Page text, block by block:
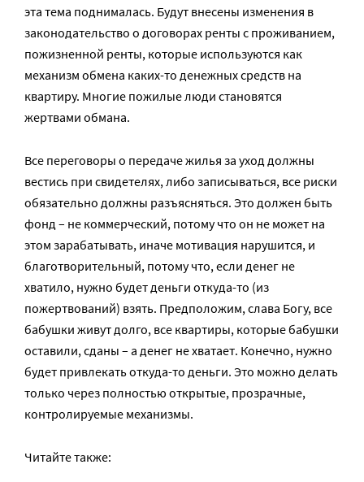
эта тема поднималась. Будут внесены изменения в
законодательство о договорах ренты с проживанием,
пожизненной ренты, которые используются как
механизм обмена каких-то денежных средств на
квартиру. Многие пожилые люди становятся
жертвами обмана.
Все переговоры о передаче жилья за уход должны
вестись при свидетелях, либо записываться, все риски
обязательно должны разъясняться. Это должен быть
фонд – не коммерческий, потому что он не может на
этом зарабатывать, иначе мотивация нарушится, и
благотворительный, потому что, если денег не
хватило, нужно будет деньги откуда-то (из
пожертвований) взять. Предположим, слава Богу, все
бабушки живут долго, все квартиры, которые бабушки
оставили, сданы – а денег не хватает. Конечно, нужно
будет привлекать откуда-то деньги. Это можно делать
только через полностью открытые, прозрачные,
контролируемые механизмы.
Читайте также: